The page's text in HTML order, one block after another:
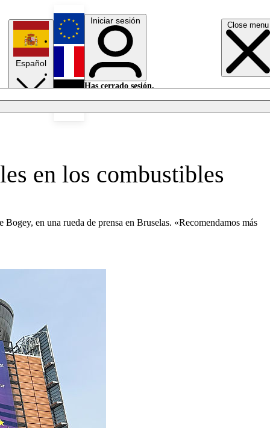
Close menu
Español
English
Français
Iniciar sesión
Has cerrado sesión.
en los combustibles
en una rueda de prensa en Bruselas. «Recomendamos más